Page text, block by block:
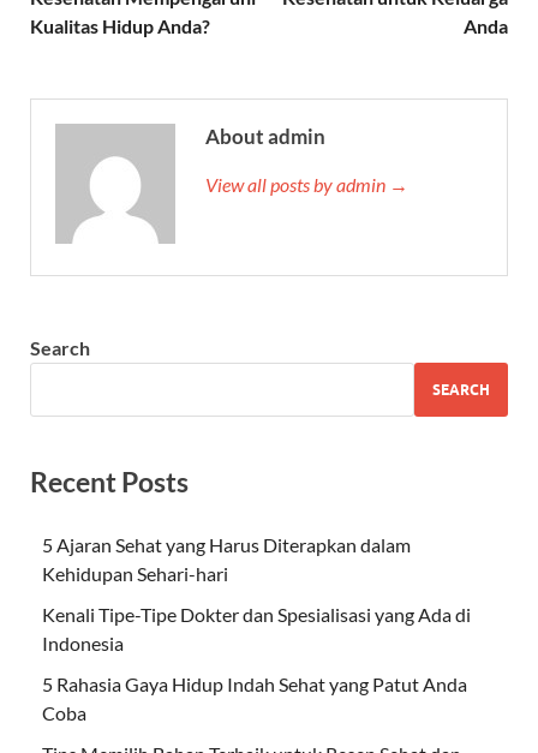
Kualitas Hidup Anda?
Anda
About admin
View all posts by admin →
Search
SEARCH
Recent Posts
5 Ajaran Sehat yang Harus Diterapkan dalam
Kehidupan Sehari-hari
Kenali Tipe-Tipe Dokter dan Spesialisasi yang Ada di
Indonesia
5 Rahasia Gaya Hidup Indah Sehat yang Patut Anda
Coba